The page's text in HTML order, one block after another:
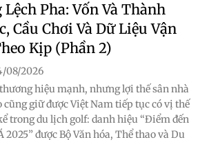
Pha: Vốn Và Thành
Cầu Chơi Và Dữ Liệu Vận
Kịp (Phần 2)
08/2026
hiệu mạnh, nhưng lợi thế sân nhà
giữ được Việt Nam tiếp tục có vị thế
trong du lịch golf: danh hiệu “Điểm đến
2025” được Bộ Văn hóa, Thể thao và Du